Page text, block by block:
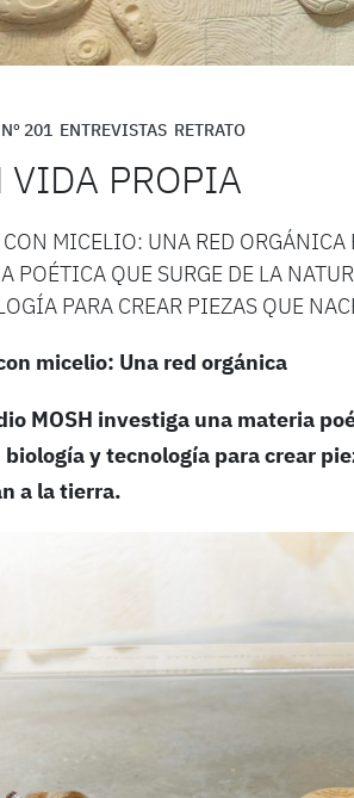
201 ENTREVISTAS RETRATO
VIDA PROPIA
CON MICELIO: UNA RED
POÉTICA QUE SURGE DE LA
PARA CREAR PIEZAS QUE
micelio: Una red orgánica
MOSH investiga una materia
biología y tecnología para crear
a la tierra.